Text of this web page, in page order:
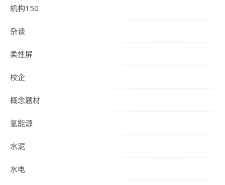
机构150
杂谈
柔性屏
校企
概念题材
氢能源
水泥
水电